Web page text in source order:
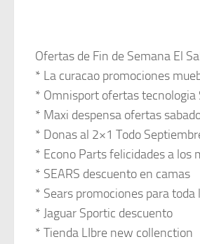
Ofertas de Fin de Semana El
* La curacao promociones
* Omnisport ofertas tecnologia
* Maxi despensa ofertas
* Donas al 2×1 Todo
* Econo Parts felicidades a los
* SEARS descuento en camas
* Sears promociones para
* Jaguar Sportic descuento
* Tienda LIbre new collenction